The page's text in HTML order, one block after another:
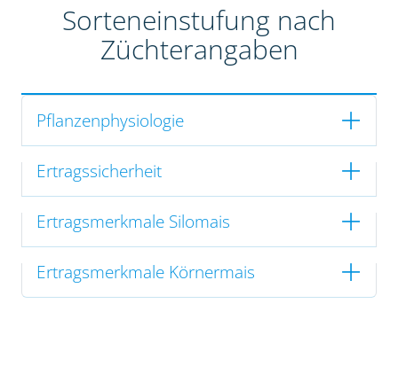
Sorteneinstufung nach
Züchterangaben
Pflanzenphysiologie
Ertragssicherheit
Ertragsmerkmale Silomais
Ertragsmerkmale Körnermais